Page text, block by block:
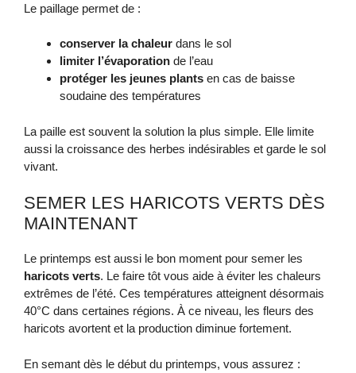
Le paillage permet de :
conserver la chaleur dans le sol
limiter l’évaporation de l’eau
protéger les jeunes plants en cas de baisse
soudaine des températures
La paille est souvent la solution la plus simple. Elle limite
aussi la croissance des herbes indésirables et garde le sol
vivant.
SEMER LES HARICOTS VERTS DÈS
MAINTENANT
Le printemps est aussi le bon moment pour semer les
haricots verts. Le faire tôt vous aide à éviter les chaleurs
extrêmes de l’été. Ces températures atteignent désormais
40°C dans certaines régions. À ce niveau, les fleurs des
haricots avortent et la production diminue fortement.
En semant dès le début du printemps, vous assurez :